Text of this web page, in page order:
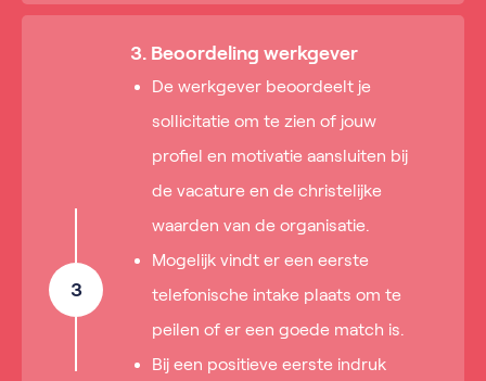
3
3. Beoordeling werkgever
De werkgever beoordeelt je
sollicitatie om te zien of jouw
profiel en motivatie aansluiten bij
de vacature en de christelijke
waarden van de organisatie.
Mogelijk vindt er een eerste
telefonische intake plaats om te
peilen of er een goede match is.
Bij een positieve eerste indruk